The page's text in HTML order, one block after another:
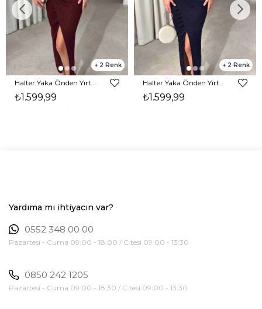
2
₺1.599,99
2
₺1.599,99
Yardıma mı ihtiyacın var?
0552 348 00 00
Pazartesi - Cuma 09:00 - 18:00 / C.tesi 09:00 - 13:30
0850 242 1205
Pazartesi - Cuma 09:00 - 18:30 / C.tesi 09:00 - 13:30